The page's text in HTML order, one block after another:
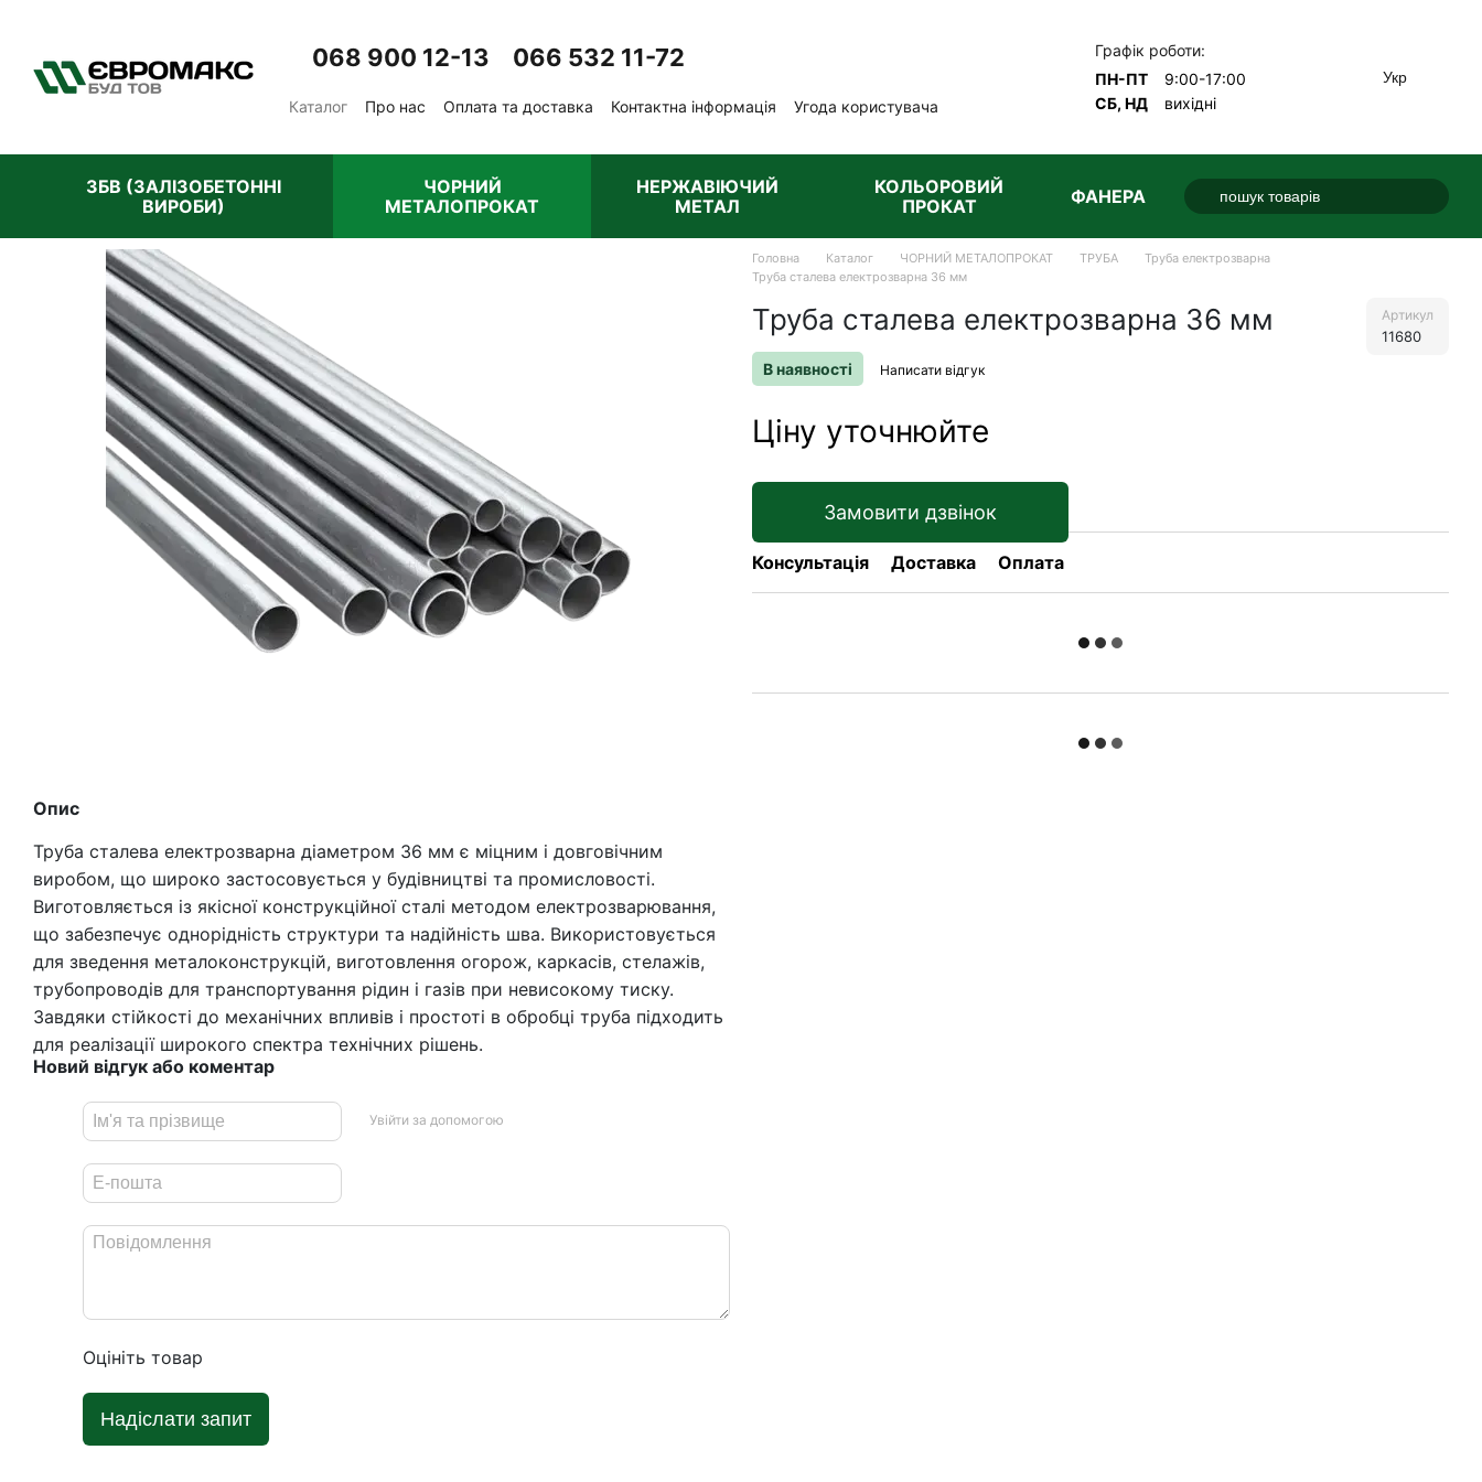
068 900 12-13 066 532 11-72
Каталог Про нас Оплата та доставка Контактна інформація
Угода користувача
Графік роботи:
ПН-ПТ
9:00-17:00
СБ, НД
вихідні
Укр
ЗБВ (ЗАЛІЗОБЕТОННІ
ВИРОБИ)
ЧОРНИЙ
МЕТАЛОПРОКАТ
НЕРЖАВІЮЧИЙ
МЕТАЛ
КОЛЬОРОВИЙ
ПРОКАТ
ФАНЕРА
Опис
Труба сталева електрозварна діаметром 36 мм є міцним і довговічним
виробом, що широко застосовується у будівництві та промисловості.
Виготовляється із якісної конструкційної сталі методом електрозварювання,
що забезпечує однорідність структури та надійність шва. Використовується
для зведення металоконструкцій, виготовлення огорож, каркасів, стелажів,
трубопроводів для транспортування рідин і газів при невисокому тиску.
Завдяки стійкості до механічних впливів і простоті в обробці труба підходить
для реалізації широкого спектра технічних рішень.
Новий відгук або коментар
Увійти за допомогою
Оцініть товар
Надіслати запит
Головна Каталог ЧОРНИЙ МЕТАЛОПРОКАТ ТРУБА
Труба електрозварна
Труба сталева електрозварна 36 мм
Труба сталева електрозварна 36 мм Артикул
11680
В наявності Написати відгук
Ціну уточнюйте
Замовити дзвінок
Консультація Доставка Оплата